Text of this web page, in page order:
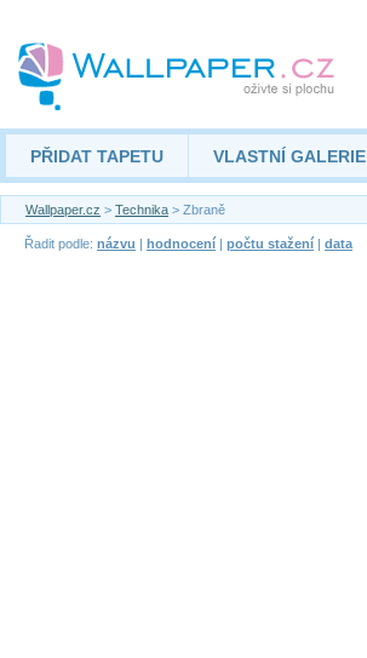
PŘIDAT TAPETU VLASTNÍ GALERIE
Wallpaper.cz > Technika > Zbraně
Řadit podle: názvu | hodnocení | počtu stažení | data